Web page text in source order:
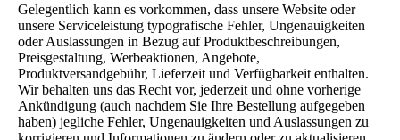
Gelegentlich kann es vorkommen, dass unsere Website oder
unsere Serviceleistung typografische Fehler, Ungenauigkeiten
oder Auslassungen in Bezug auf Produktbeschreibungen,
Preisgestaltung, Werbeaktionen, Angebote,
Produktversandgebühr, Lieferzeit und Verfügbarkeit enthalten.
Wir behalten uns das Recht vor, jederzeit und ohne vorherige
Ankündigung (auch nachdem Sie Ihre Bestellung aufgegeben
haben) jegliche Fehler, Ungenauigkeiten und Auslassungen zu